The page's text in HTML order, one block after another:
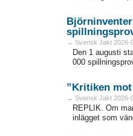
→ Svensk Jakt 2026-
Den 1 augusti
000
”Kritiken
→ Svensk Jakt 2026-
REPLIK. Om
inlägget som